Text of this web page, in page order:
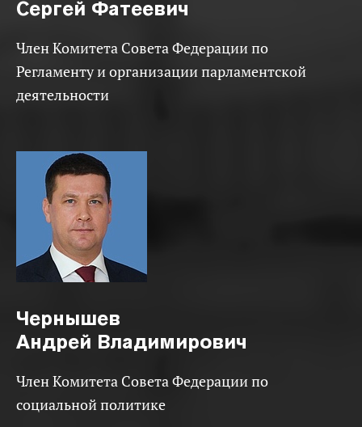
Сергей Фатеевич
Член Комитета Совета Федерации по
Регламенту и организации парламентской
деятельности
Чернышев
Андрей Владимирович
Член Комитета Совета Федерации по
социальной политике